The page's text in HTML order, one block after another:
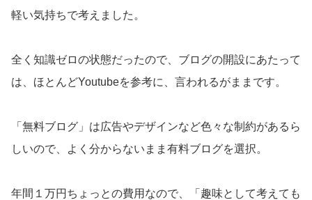
軽い気持ちで考えました。
全く知識ゼロの状態だったので、ブログの開設にあたって
は、ほとんどYoutubeを参考に、言われるがままです。
「無料ブログ」は広告やデザインなど色々な制約があるら
しいので、よく分からないまま有料ブログを選択。
年間１万円ちょっとの費用なので、「趣味として考えても